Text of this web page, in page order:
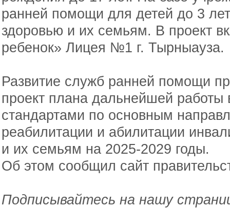
ранней помощи для детей до 3
здоровью и их семьям. В проект
ребенок» Лицея №1 г. Тырныауза.
Развитие служб ранней помощи
проект плана дальнейшей работы
стандартами по основным
реабилитации и абилитации
и их семьям на 2025-2029 годы.
Об этом сообщил сайт
Подписывайтесь на нашу